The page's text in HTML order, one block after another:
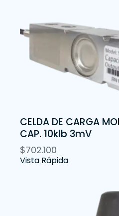
CELDA DE CARGA
CAP. 10klb 3mV
$702.100
Vista Rápida